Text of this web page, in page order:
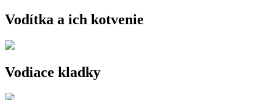
Vodítka a ich kotvenie
Vodiace kladky